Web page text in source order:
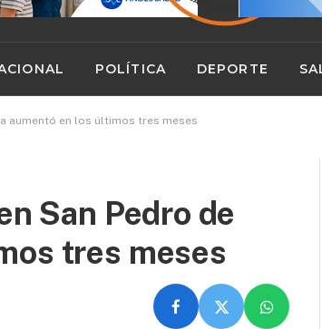
POLÍTICA DEPORTE
aumentó en los últimos tres meses
San Pedro de
tres meses